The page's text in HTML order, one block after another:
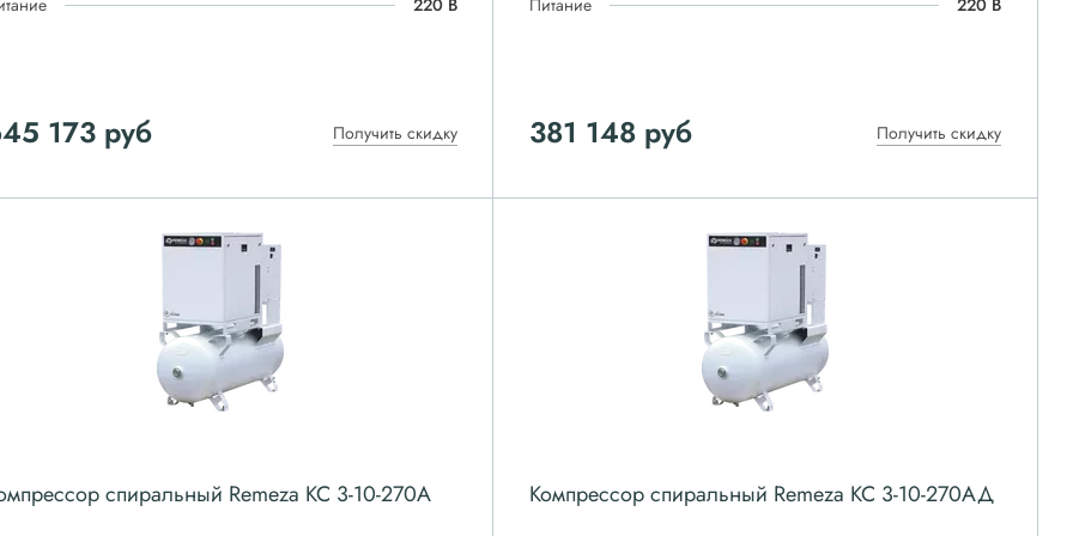
220 В
173 руб Получить скидку
Питание 220 В
381 148руб Получить скидку
спиральный Remeza КС 3-10-270А Компрессор спиральный Remeza КС 3-10-270АД